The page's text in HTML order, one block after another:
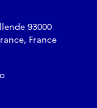
93000
France